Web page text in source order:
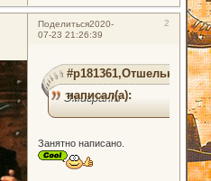
Поделиться 2
2020-
07-23 21:26:39
#p181361,Отшельник
написал(а):
Эмигрант
Занятно написано.